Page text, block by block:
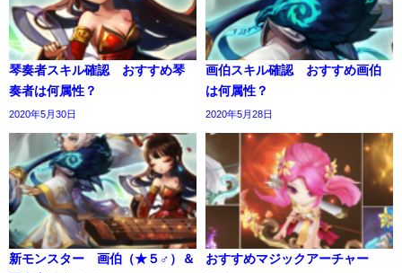
琴奏者スキル確認 おすすめ琴
奏者は何属性？
2020年5月30日
画伯スキル確認 おすすめ画伯
は何属性？
2020年5月28日
新モンスター 画伯（★５♂）＆
おすすめマジックアーチャー